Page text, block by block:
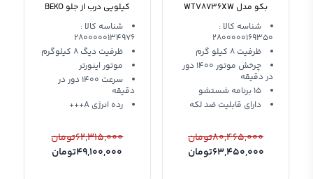
بکو مدل WTV8736XW
Beko
شناسه کالا :
2800000169350
ظرفیت 8 کیلو گرم
چرخش موتور 1400 دور
در دقیقه
15 برنامه شستشو
دارای قابلیت ضد لکه
63,450,000تومان
80,465,000تومان
کیلویی درب از جلو BEKO
8734 XS0
شناسه کالا :
2800000134976
ظرفیت دیگ 8 کیلوگرم
موتور اینورتر
سرعت 1400 دور در
دقیقه
رده انرژی A+++
49,100,000تومان
62,315,000تومان